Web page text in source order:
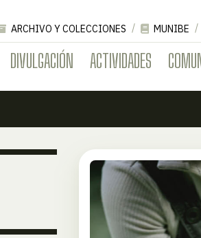
DIVULGACIÓN ACTIVIDADES
ARCHIVO Y COLECCIONES MUNIBE